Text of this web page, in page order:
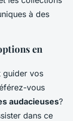
à des
en
guider vos
vous
audacieuses?
dans ce